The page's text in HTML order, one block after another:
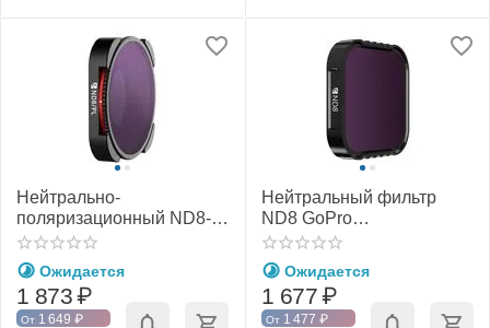
Нейтрально-
поляризационный ND8-
PL фильтр GoPro
HERO11/10/9 Black и 11
Black Mini (Freewell)
Ожидается
1 873₽
От 1 649 ₽
Нейтральный фильтр
ND8 GoPro
HERO12/11/10/9 Black и
11 Black Mini (Freewell)
Ожидается
1 677₽
От 1 477 ₽